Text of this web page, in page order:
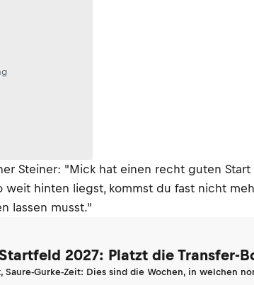
Steiner: "Mick hat einen recht guten
weit hinten liegst, kommst du fast nicht
lassen musst."
2027: Platzt die Transfer-
Saure-Gurke-Zeit: Dies sind die Wochen, in welchen